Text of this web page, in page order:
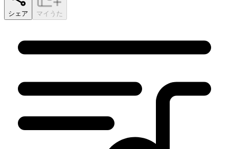
シェア マイうた